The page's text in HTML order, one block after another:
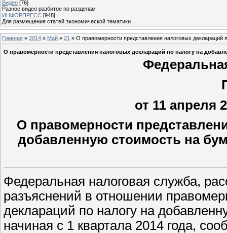
Видео [76]
Разное видео разбитое по разделам
ИНФОРПРЕСС [948]
Для размещения статей экономической тематики
Главная » 2014 » Май » 21 » О правомерности представления налоговых деклараций
О правомерности представления налоговых деклараций по налогу на
от 11 апреля
О правомерности
добавленную стоимость на
Федеральная налоговая служба,
разъяснений в отношении
деклараций по налогу на
начиная с 1 квартала 2014 года,